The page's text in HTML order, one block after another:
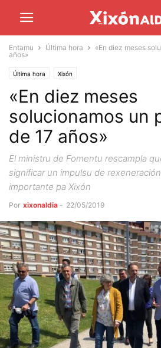
Entamu Última hora
«En diez meses
años»
Última hora Xixón
«En diez meses
solucionamos un
de 17 años»
El ministru de Fomentu rescampla
significar un impulsu de
importante pa Xixón
Por xixonaldia - 22/05/2019